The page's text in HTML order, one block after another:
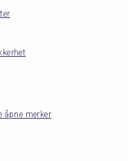
åpne merker